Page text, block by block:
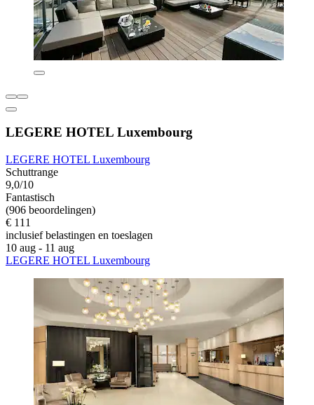
LEGERE HOTEL Luxembourg
LEGERE HOTEL Luxembourg
Schuttrange
9,0/10
Fantastisch
(906 beoordelingen)
€ 111
inclusief belastingen en toeslagen
10 aug - 11 aug
LEGERE HOTEL Luxembourg